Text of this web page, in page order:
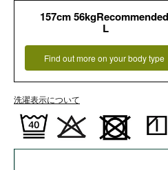
157cm 56kgRecommended
L
Find out more on your body type
洗濯表示について